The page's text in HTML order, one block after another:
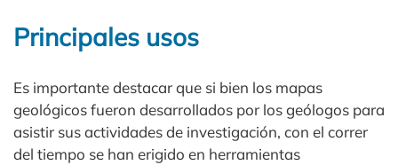
Principales usos
Es importante destacar que si bien los mapas
geológicos fueron desarrollados por los geólogos para
asistir sus actividades de investigación, con el correr
del tiempo se han erigido en herramientas